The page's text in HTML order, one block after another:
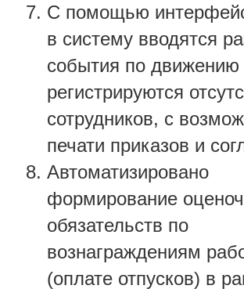
С помощью
в систему вводятся
события по движению
регистрируются
сотрудников, с
печати приказов и
Автоматизировано
формирование
обязательств по
вознаграждениям
(оплате отпусков) в